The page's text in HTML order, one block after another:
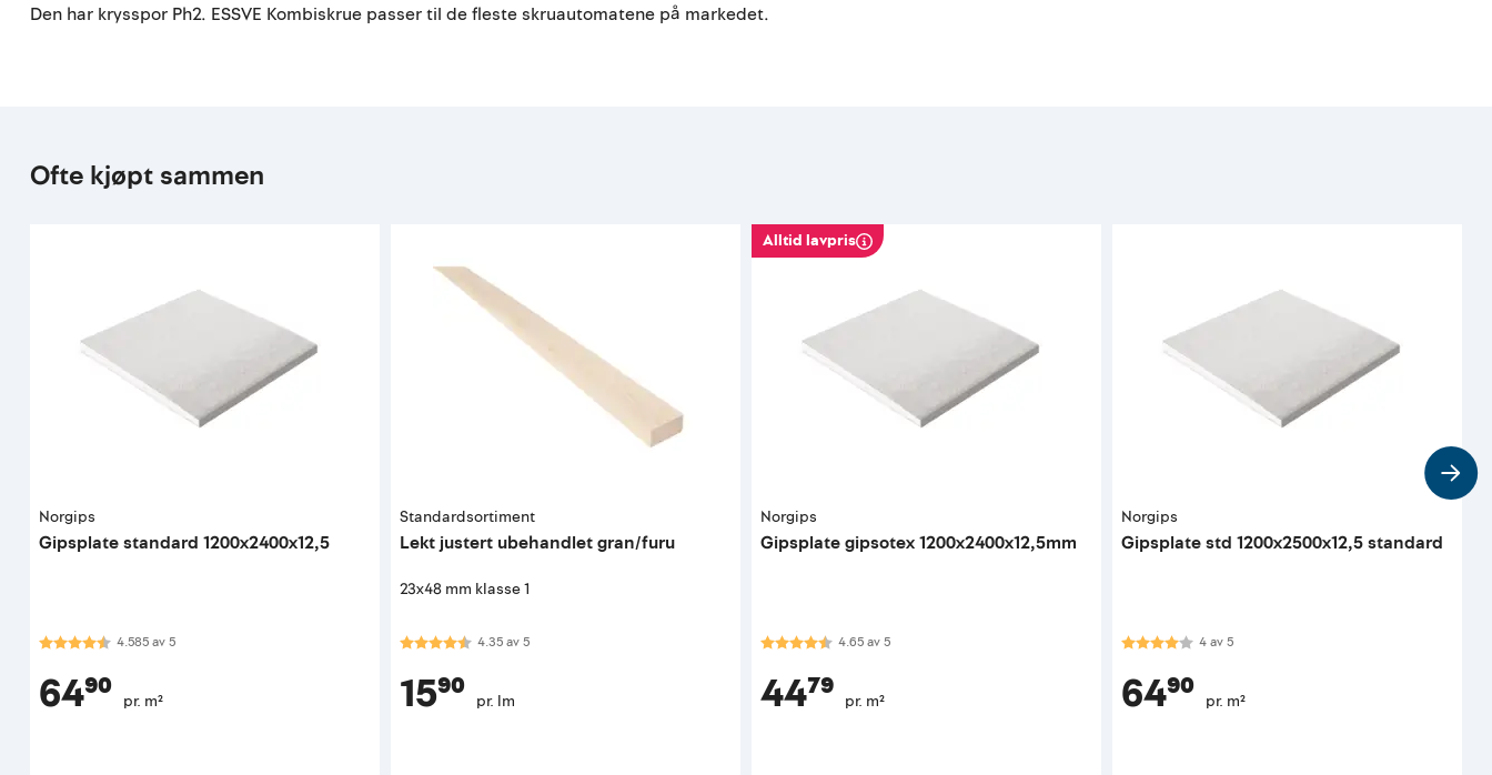
Den har krysspor Ph2. ESSVE Kombiskrue passer til de fleste skruautomatene på markedet.
Ofte kjøpt sammen
Norgips
Gipsplate standard 1200x2400x12,5
Karakter:4.6 av 5 mulige
4.585av5
64⁹⁰ pr. m²
Standardsortiment
Lekt justert ubehandlet gran/furu
23x48 mm klasse 1
Karakter:4.3 av 5 mulige
4.35av5
15⁹⁰ pr. lm
Alltid lavpris
Norgips
Gipsplate gipsotex 1200x2400x12,5mm
Karakter:4.7 av 5 mulige
4.65av5
44⁷⁹ pr. m²
Norgips
Gipsplate std 1200x2500x12,5 standard
Karakter:4.0 av 5 mulige
4av5
64⁹⁰ pr. m²